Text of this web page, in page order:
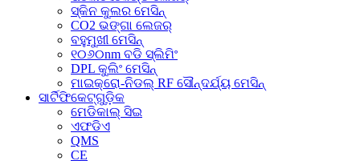
ସ୍କିନ କୁଲର ମେସିନ୍
CO2 ଭଙ୍ଗା ଲେଜର୍
ବହୁମୁଖୀ ମେସିନ୍
୧୦୬୦nm ବଡି ସ୍ଲିମିଂ
DPL କୁଲିଂ ମେସିନ୍
ମାଇକ୍ରୋ-ନିଡଲ୍ RF ସୌନ୍ଦର୍ଯ୍ୟ ମେସିନ୍
ସାର୍ଟିଫିକେଟ୍‌ଗୁଡ଼ିକ
ମେଡିକାଲ୍ ସିଇ
ଏଫଡିଏ
QMS
CE